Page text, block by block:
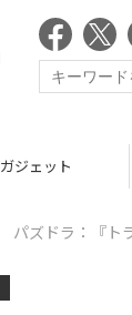
ガジェット
パズドラ：『ト